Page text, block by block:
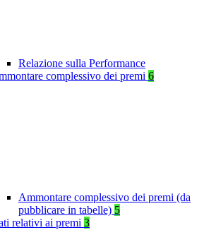
Relazione sulla Performance
complessivo dei premi 6
Ammontare complessivo dei premi (da
pubblicare in tabelle) 5
relativi ai premi 3